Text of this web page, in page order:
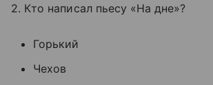
2. Кто написал пьесу «На дне»?
Горький
Чехов